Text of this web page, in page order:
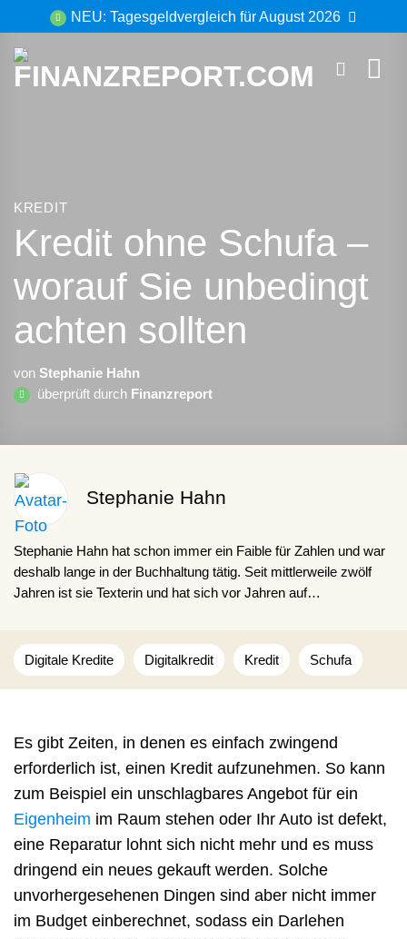
Inhalt
springen
NEU: Tagesgeldvergleich für August 2026
KREDIT
Kredit ohne Schufa –
worauf Sie unbedingt
achten sollten
von Stephanie Hahn
überprüft durch Finanzreport
Stephanie Hahn
Stephanie Hahn hat schon immer ein Faible für Zahlen und war
deshalb lange in der Buchhaltung tätig. Seit mittlerweile zwölf
Jahren ist sie Texterin und hat sich vor Jahren auf
ankommt.
Digitale Kredite Digitalkredit Kredit Schufa
Es gibt Zeiten, in denen es einfach zwingend
erforderlich ist, einen Kredit aufzunehmen. So kann
zum Beispiel ein unschlagbares Angebot für ein
Eigenheim im Raum stehen oder Ihr Auto ist defekt,
eine Reparatur lohnt sich nicht mehr und es muss
dringend ein neues gekauft werden. Solche
unvorhergesehenen Dingen sind aber nicht immer
im Budget einberechnet, sodass ein Darlehen